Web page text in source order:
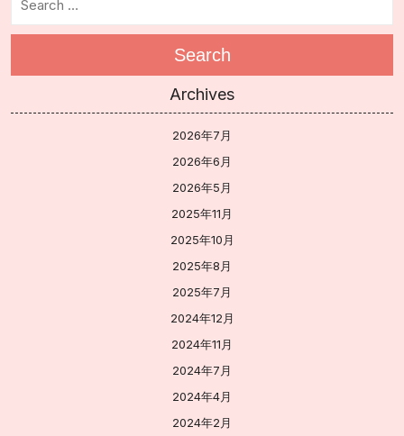
Search
Archives
2026年7月
2026年6月
2026年5月
2025年11月
2025年10月
2025年8月
2025年7月
2024年12月
2024年11月
2024年7月
2024年4月
2024年2月